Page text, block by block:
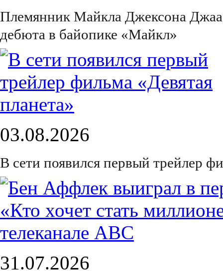
Племянник Майкла Джексона
дебюта в байопике «Майкл»
03.08.2026
В сети появился первый трейлер
31.07.2026